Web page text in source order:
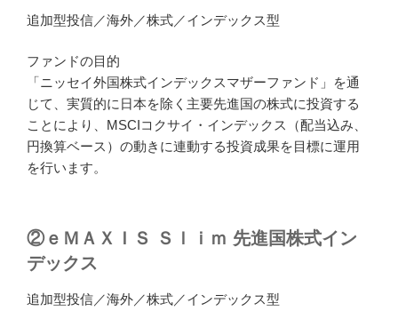
追加型投信／海外／株式／インデックス型
ファンドの目的
「ニッセイ外国株式インデックスマザーファンド」を通
じて、実質的に日本を除く主要先進国の株式に投資する
ことにより、MSCIコクサイ・インデックス（配当込み、
円換算ベース）の動きに連動する投資成果を目標に運用
を行います。
②ｅＭＡＸＩＳ Ｓｌｉｍ 先進国株式イン
デックス
追加型投信／海外／株式／インデックス型